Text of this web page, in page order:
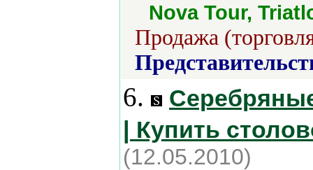
Nova Tour,
Продажа
6.
| Купить
(12.05.2010)